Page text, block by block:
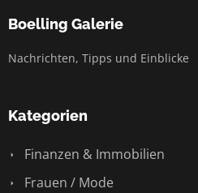
Boelling Galerie
Nachrichten, Tipps und Einblicke
Kategorien
Finanzen & Immobilien
Frauen / Mode